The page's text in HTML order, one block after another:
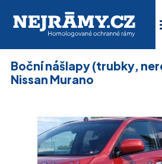
Boční nášlapy (trubky,
Nissan Murano